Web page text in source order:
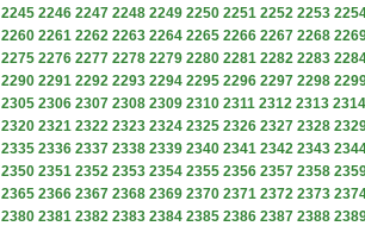
2245 2246 2247 2248 2249 2250 2251 2252 2253
2260 2261 2262 2263 2264 2265 2266 2267 2268
2275 2276 2277 2278 2279 2280 2281 2282 2283
2290 2291 2292 2293 2294 2295 2296 2297 2298
2305 2306 2307 2308 2309 2310 2311 2312 2313 2314
2320 2321 2322 2323 2324 2325 2326 2327 2328
2335 2336 2337 2338 2339 2340 2341 2342 2343
2350 2351 2352 2353 2354 2355 2356 2357 2358
2365 2366 2367 2368 2369 2370 2371 2372 2373
2380 2381 2382 2383 2384 2385 2386 2387 2388